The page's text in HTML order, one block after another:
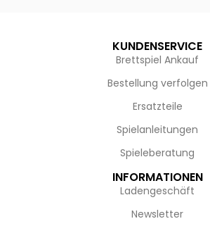
KUNDENSERVICE
Brettspiel Ankauf
Bestellung verfolgen
Ersatzteile
Spielanleitungen
Spieleberatung
INFORMATIONEN
Ladengeschäft
Newsletter